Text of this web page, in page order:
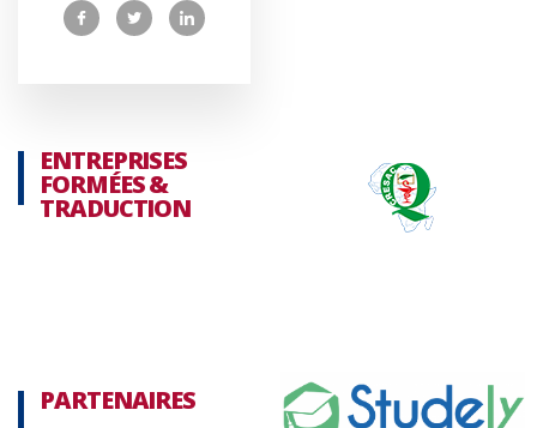
ENTREPRISES
FORMÉES &
TRADUCTION
PARTENAIRES